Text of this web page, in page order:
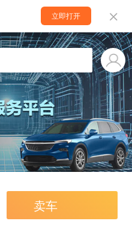
立即打开
卖车